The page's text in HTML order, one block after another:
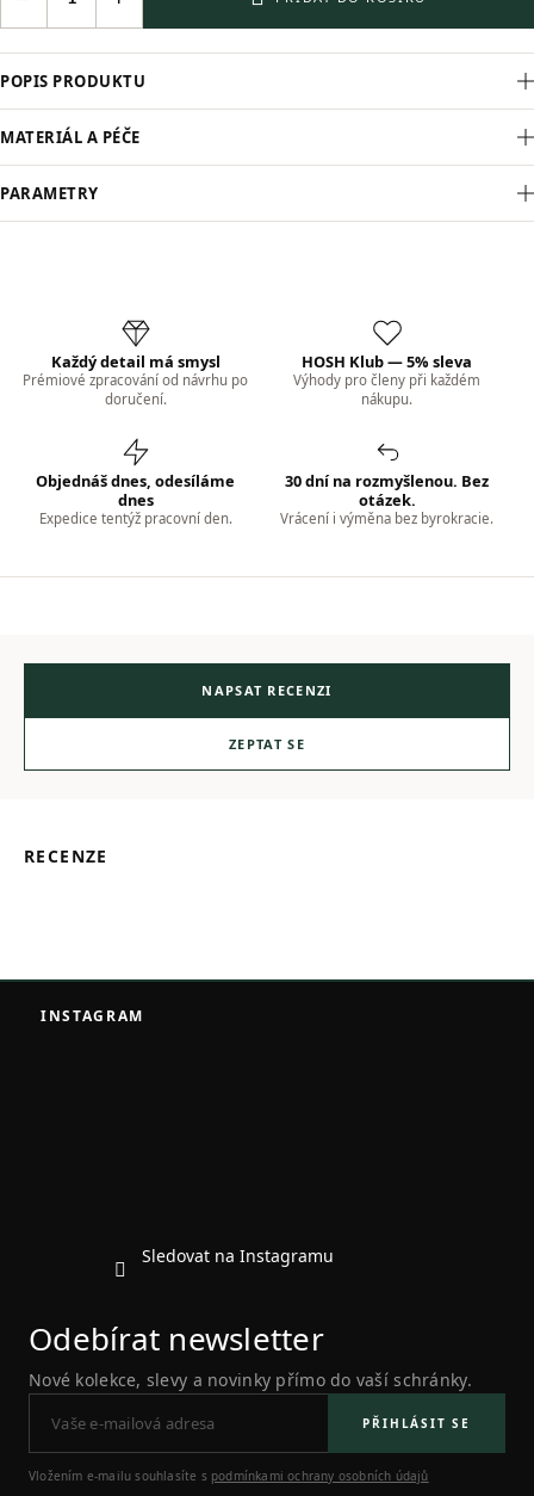
POPIS PRODUKTU
MATERIÁL A PÉČE
PARAMETRY
Každý detail má smysl
Prémiové zpracování od návrhu po
doručení.
HOSH Klub — 5% sleva
Výhody pro členy při každém
nákupu.
Objednáš dnes, odesíláme
dnes
Expedice tentýž pracovní den.
30 dní na rozmyšlenou. Bez
otázek.
Vrácení i výměna bez byrokracie.
NAPSAT RECENZI
ZEPTAT SE
RECENZE
INSTAGRAM
Sledovat na Instagramu
Odebírat newsletter
Nové kolekce, slevy a novinky přímo do vaší schránky.
PŘIHLÁSIT SE
Vložením e-mailu souhlasíte s podmínkami ochrany osobních údajů